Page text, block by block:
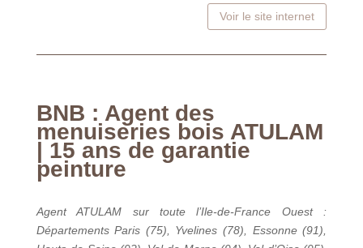
Voir le site internet
BNB : Agent des
menuiseries bois ATULAM
| 15 ans de garantie
peinture
Agent ATULAM sur toute l’Ile-de-France Ouest :
Départements Paris (75), Yvelines (78), Essonne (91),